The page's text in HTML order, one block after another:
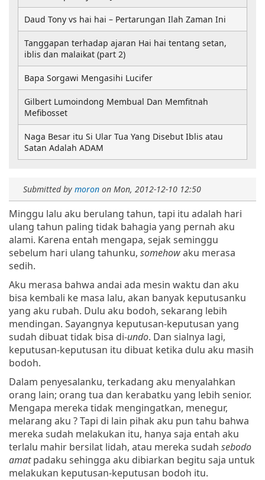
Submitted by moron on Mon, 2012-12-10 12:50
Minggu lalu aku berulang tahun, tapi itu adalah hari
ulang tahun paling tidak bahagia yang pernah aku
alami. Karena entah mengapa, sejak seminggu
sebelum hari ulang tahunku, somehowaku merasa
sedih.
Aku merasa bahwa andai ada mesin waktu dan aku
bisa kembali ke masa lalu, akan banyak keputusanku
yang aku rubah. Dulu aku bodoh, sekarang lebih
mendingan. Sayangnya keputusan-keputusan yang
sudah dibuat tidak bisa di-undo. Dan sialnya lagi,
keputusan-keputusan itu dibuat ketika dulu aku masih
bodoh.
Dalam penyesalanku, terkadang aku menyalahkan
orang lain; orang tua dan kerabatku yang lebih senior.
Mengapa mereka tidak mengingatkan, menegur,
melarang aku ? Tapi di lain pihak aku pun tahu bahwa
mereka sudah melakukan itu, hanya saja entah aku
terlalu mahir bersilat lidah, atau mereka sudah sebodo
amatpadaku sehingga aku dibiarkan begitu saja untuk
melakukan keputusan-keputusan bodoh itu.
Daud Tony vs hai hai – Pertarungan Ilah Zaman Ini
Tanggapan terhadap ajaran Hai hai tentang setan,
iblis dan malaikat (part 2)
Bapa Sorgawi Mengasihi Lucifer
Gilbert Lumoindong Membual Dan Memfitnah
Mefibosset
Naga Besar itu Si Ular Tua Yang Disebut Iblis atau
Satan Adalah ADAM